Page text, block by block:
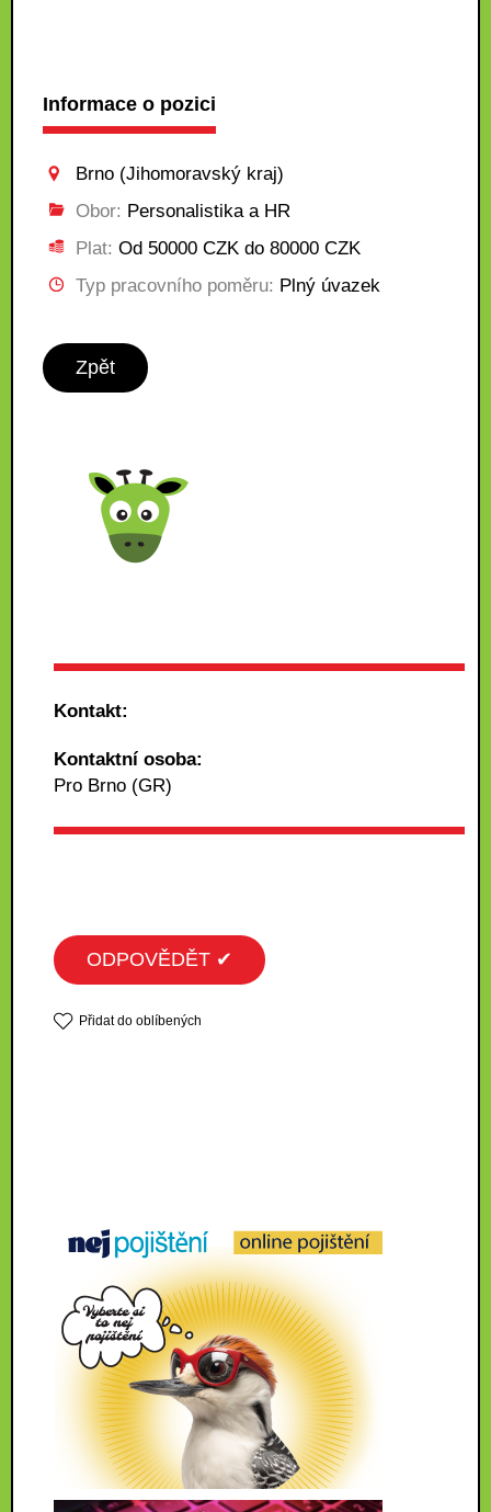
Informace o pozici
Brno (Jihomoravský kraj)
Obor: Personalistika a HR
Plat: Od 50000 CZK do 80000 CZK
Typ pracovního poměru: Plný úvazek
Zpět
Kontakt:
Kontaktní osoba:
Pro Brno (GR)
ODPOVĚDĚT ✔
Přidat do oblíbených